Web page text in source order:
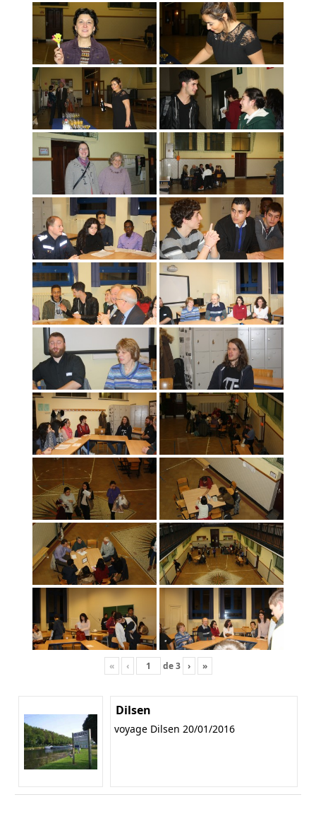
« ‹ de3 › »
Dilsen
voyage Dilsen 20/01/2016